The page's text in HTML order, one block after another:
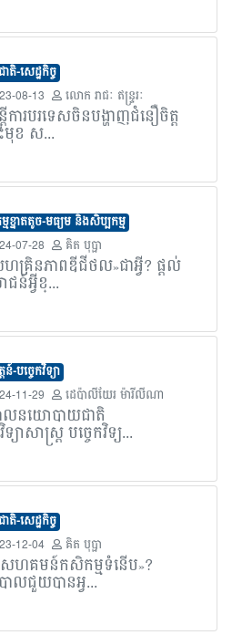
តិ-សេដ្ឋកិច្ច
08-13
លោក​ រាជៈ ឥន្រ្ទរៈ
រ្តីការបរទេសចិនបង្ហាញជំនឿចិត្ត
មុខ ស...
មខ្នាតតូច-មធ្យម និងសិប្បកម្ម
07-28
គិត បុប្ផា
គ្រិនភាពឌីជីថល»ជាអ្វី? ផ្តល់
ន៍អ្វីខ្...
ន៍-បច្ចេកវិទ្យា
11-29
ដេប៉ាលីយែរ ម៉ារីលីណា
លនយោបាយជាតិ
ទ្យាសាស្ត្រ បច្ចេកវិទ្យ...
តិ-សេដ្ឋកិច្ច
12-04
គិត បុប្ផា
សហគមន៍កសិកម្មទំនើប»?
បាលជួយបានអ្វ...